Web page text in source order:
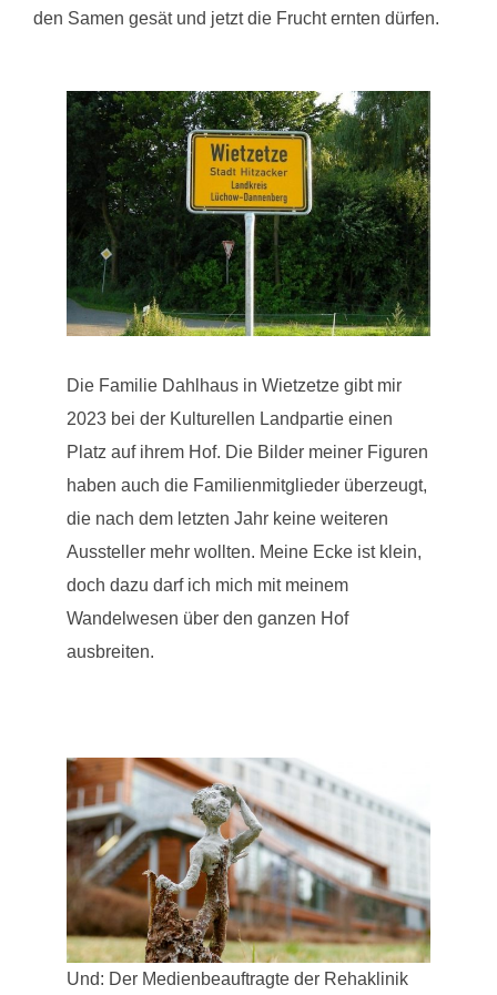
den Samen gesät und jetzt die Frucht ernten dürfen.
Die Familie Dahlhaus in Wietzetze gibt mir
2023 bei der Kulturellen Landpartie einen
Platz auf ihrem Hof. Die Bilder meiner Figuren
haben auch die Familienmitglieder überzeugt,
die nach dem letzten Jahr keine weiteren
Aussteller mehr wollten. Meine Ecke ist klein,
doch dazu darf ich mich mit meinem
Wandelwesen über den ganzen Hof
ausbreiten.
Und: Der Medienbeauftragte der Rehaklinik